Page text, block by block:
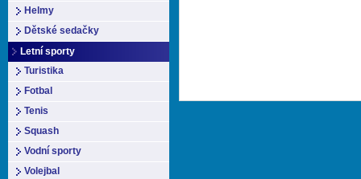
Helmy
Dětské sedačky
Letní sporty
Turistika
Fotbal
Tenis
Squash
Vodní sporty
Volejbal